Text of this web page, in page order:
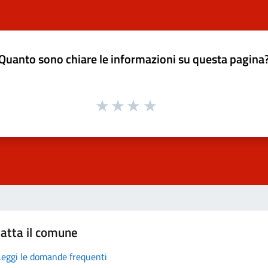
sono chiare le informazioni su questa
il comune
le domande frequenti